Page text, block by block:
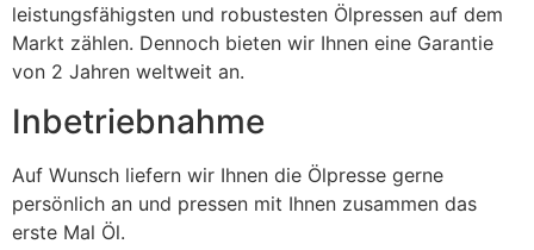
leistungsfähigsten und robustesten Ölpressen auf dem
Markt zählen. Dennoch bieten wir Ihnen eine Garantie
von 2 Jahren weltweit an.
Inbetriebnahme
Auf Wunsch liefern wir Ihnen die Ölpresse gerne
persönlich an und pressen mit Ihnen zusammen das
erste Mal Öl.